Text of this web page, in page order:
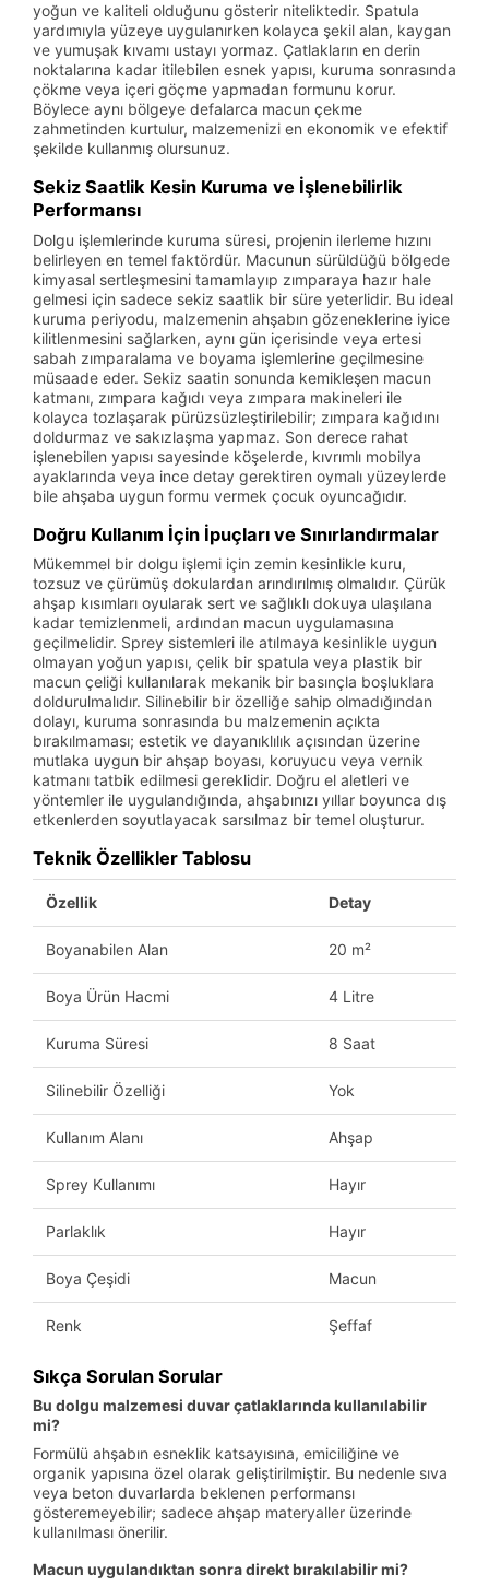
yoğun ve kaliteli olduğunu gösterir niteliktedir. Spatula
yardımıyla yüzeye uygulanırken kolayca şekil alan, kaygan
ve yumuşak kıvamı ustayı yormaz. Çatlakların en derin
noktalarına kadar itilebilen esnek yapısı, kuruma sonrasında
çökme veya içeri göçme yapmadan formunu korur.
Böylece aynı bölgeye defalarca macun çekme
zahmetinden kurtulur, malzemenizi en ekonomik ve efektif
şekilde kullanmış olursunuz.
Sekiz Saatlik Kesin Kuruma ve İşlenebilirlik
Performansı
Dolgu işlemlerinde kuruma süresi, projenin ilerleme hızını
belirleyen en temel faktördür. Macunun sürüldüğü bölgede
kimyasal sertleşmesini tamamlayıp zımparaya hazır hale
gelmesi için sadece sekiz saatlik bir süre yeterlidir. Bu ideal
kuruma periyodu, malzemenin ahşabın gözeneklerine iyice
kilitlenmesini sağlarken, aynı gün içerisinde veya ertesi
sabah zımparalama ve boyama işlemlerine geçilmesine
müsaade eder. Sekiz saatin sonunda kemikleşen macun
katmanı, zımpara kağıdı veya zımpara makineleri ile
kolayca tozlaşarak pürüzsüzleştirilebilir; zımpara kağıdını
doldurmaz ve sakızlaşma yapmaz. Son derece rahat
işlenebilen yapısı sayesinde köşelerde, kıvrımlı mobilya
ayaklarında veya ince detay gerektiren oymalı yüzeylerde
bile ahşaba uygun formu vermek çocuk oyuncağıdır.
Doğru Kullanım İçin İpuçları ve Sınırlandırmalar
Mükemmel bir dolgu işlemi için zemin kesinlikle kuru,
tozsuz ve çürümüş dokulardan arındırılmış olmalıdır. Çürük
ahşap kısımları oyularak sert ve sağlıklı dokuya ulaşılana
kadar temizlenmeli, ardından macun uygulamasına
geçilmelidir. Sprey sistemleri ile atılmaya kesinlikle uygun
olmayan yoğun yapısı, çelik bir spatula veya plastik bir
macun çeliği kullanılarak mekanik bir basınçla boşluklara
doldurulmalıdır. Silinebilir bir özelliğe sahip olmadığından
dolayı, kuruma sonrasında bu malzemenin açıkta
bırakılmaması; estetik ve dayanıklılık açısından üzerine
mutlaka uygun bir ahşap boyası, koruyucu veya vernik
katmanı tatbik edilmesi gereklidir. Doğru el aletleri ve
yöntemler ile uygulandığında, ahşabınızı yıllar boyunca dış
etkenlerden soyutlayacak sarsılmaz bir temel oluşturur.
Teknik Özellikler Tablosu
Özellik Detay
Boyanabilen Alan 20 m²
Boya Ürün Hacmi 4 Litre
Kuruma Süresi 8 Saat
Silinebilir Özelliği Yok
Kullanım Alanı Ahşap
Sprey Kullanımı Hayır
Parlaklık Hayır
Boya Çeşidi Macun
Renk Şeffaf
Sıkça Sorulan Sorular
Bu dolgu malzemesi duvar çatlaklarında kullanılabilir
mi?
Formülü ahşabın esneklik katsayısına, emiciliğine ve
organik yapısına özel olarak geliştirilmiştir. Bu nedenle sıva
veya beton duvarlarda beklenen performansı
gösteremeyebilir; sadece ahşap materyaller üzerinde
kullanılması önerilir.
Macun uygulandıktan sonra direkt bırakılabilir mi?